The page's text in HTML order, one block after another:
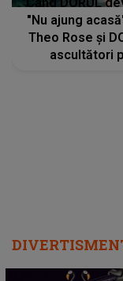
"Nu ajung
Theo Rose și
ascultători